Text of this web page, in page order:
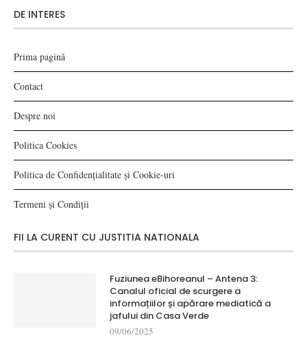
DE INTERES
Prima pagină
Contact
Despre noi
Politica Cookies
Politica de Confidențialitate și Cookie-uri
Termeni și Condiții
FII LA CURENT CU JUSTITIA NATIONALA
Fuziunea eBihoreanul – Antena 3:
Canalul oficial de scurgere a
informațiilor și apărare mediatică a
jafului din Casa Verde
09/06/2025